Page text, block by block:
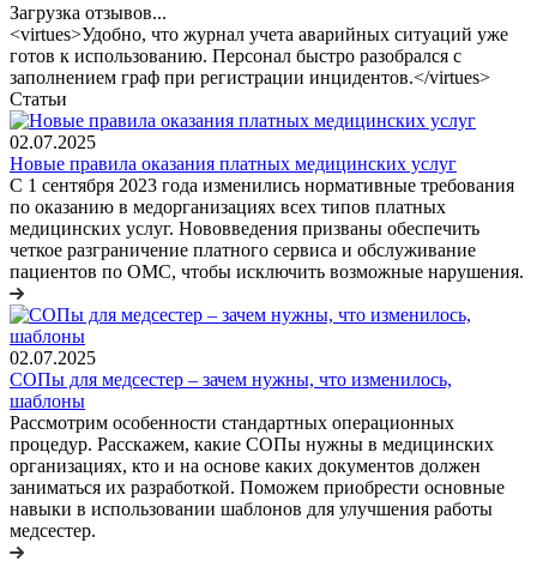
Загрузка отзывов...
<virtues>Удобно, что журнал учета аварийных ситуаций уже
готов к использованию. Персонал быстро разобрался с
заполнением граф при регистрации инцидентов.</virtues>
Статьи
02.07.2025
Новые правила оказания платных медицинских услуг
С 1 сентября 2023 года изменились нормативные требования
по оказанию в медорганизациях всех типов платных
медицинских услуг. Нововведения призваны обеспечить
четкое разграничение платного сервиса и обслуживание
пациентов по ОМС, чтобы исключить возможные нарушения.
02.07.2025
СОПы для медсестер – зачем нужны, что изменилось,
шаблоны
Рассмотрим особенности стандартных операционных
процедур. Расскажем, какие СОПы нужны в медицинских
организациях, кто и на основе каких документов должен
заниматься их разработкой. Поможем приобрести основные
навыки в использовании шаблонов для улучшения работы
медсестер.